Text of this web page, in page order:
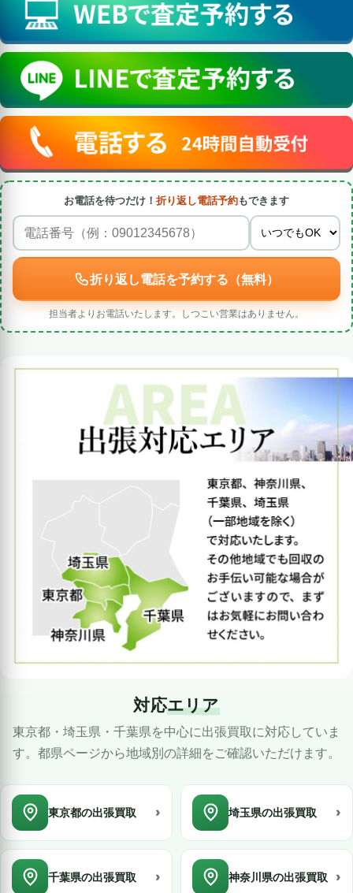
お電話を待つだけ！ 折り返し電話予約もできます
折り返し電話を予約する（無料）
担当者よりお電話いたします。しつこい営業はありません。
対応エリア
東京都・埼玉県・千葉県を中心に出張買取に対応していま
す。都県ページから地域別の詳細をご確認いただけます。
東京都の出張買取 › 埼玉県の出張買取 ›
千葉県の出張買取 › 神奈川県の出張買取 ›